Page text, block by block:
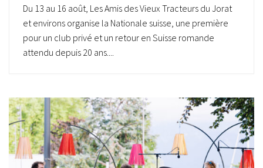
Du 13 au 16 août, Les Amis des Vieux Tracteurs du Jorat
et environs organise la Nationale suisse, une première
pour un club privé et un retour en Suisse romande
attendu depuis 20 ans....